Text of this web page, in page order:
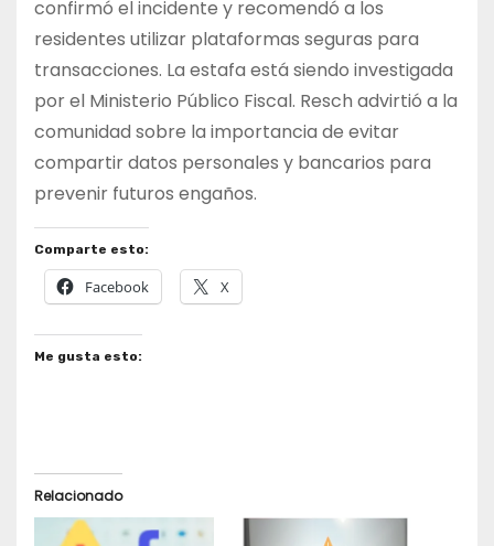
confirmó el incidente y recomendó a los
residentes utilizar plataformas seguras para
transacciones. La estafa está siendo investigada
por el Ministerio Público Fiscal. Resch advirtió a la
comunidad sobre la importancia de evitar
compartir datos personales y bancarios para
prevenir futuros engaños.
Comparte esto:
Facebook X
Me gusta esto:
Relacionado